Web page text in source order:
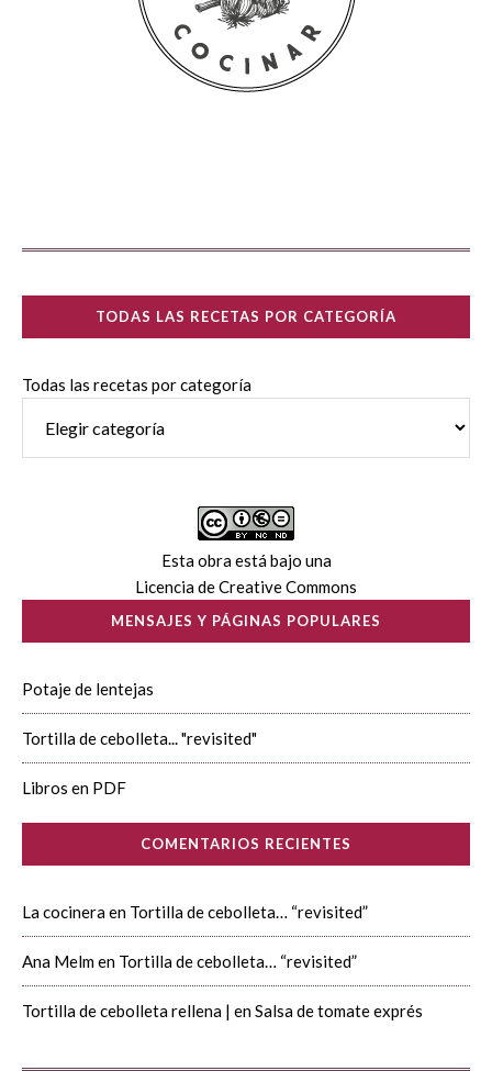
TODAS LAS RECETAS POR CATEGORÍA
Todas las recetas por categoría
Esta obra está bajo una
Licencia de Creative Commons
MENSAJES Y PÁGINAS POPULARES
Potaje de lentejas
Tortilla de cebolleta... "revisited"
Libros en PDF
COMENTARIOS RECIENTES
La cocineraen Tortilla de cebolleta… “revisited”
Ana Melmen Tortilla de cebolleta… “revisited”
Tortilla de cebolleta rellena | enSalsa de tomate exprés